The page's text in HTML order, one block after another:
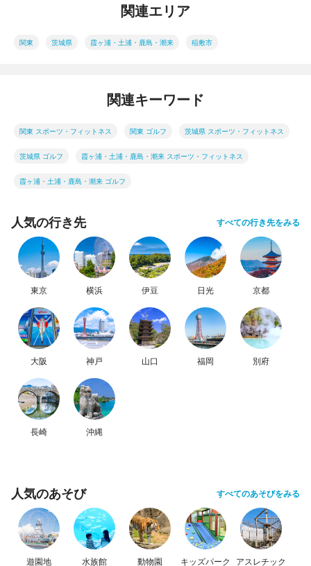
関連エリア
関東 茨城県 霞ヶ浦・土浦・鹿島・潮来 稲敷市
関連キーワード
関東 スポーツ・フィットネス 関東 ゴルフ 茨城県 スポーツ・フィットネス
茨城県 ゴルフ 霞ヶ浦・土浦・鹿島・潮来 スポーツ・フィットネス
霞ヶ浦・土浦・鹿島・潮来 ゴルフ
人気の行き先 すべての行き先をみる
東京 横浜 伊豆 日光 京都
大阪 神戸 山口 福岡 別府
長崎 沖縄
人気のあそび すべてのあそびをみる
遊園地 水族館 動物園 キッズパーク アスレチック